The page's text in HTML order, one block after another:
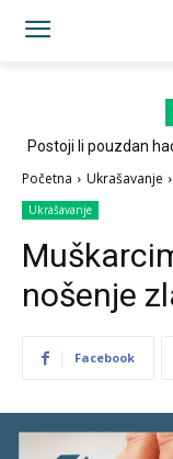
Postoji li pouzdan
Početna Ukrašavanje
Ukrašavanje
nošenje
Facebook